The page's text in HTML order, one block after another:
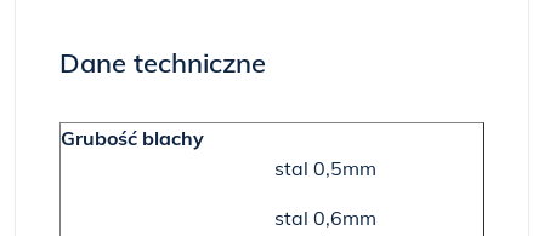
Dane techniczne
Grubość blachy
stal 0,5mm
stal 0,6mm